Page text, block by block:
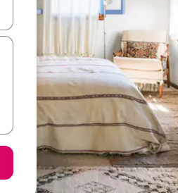
動するか、画面をタッチまたはスワ